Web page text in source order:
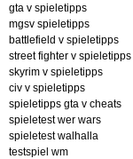
gta v spieletipps
mgsv spieletipps
battlefield v spieletipps
street fighter v spieletipps
skyrim v spieletipps
civ v spieletipps
spieletipps gta v cheats
spieletest wer wars
spieletest walhalla
testspiel wm